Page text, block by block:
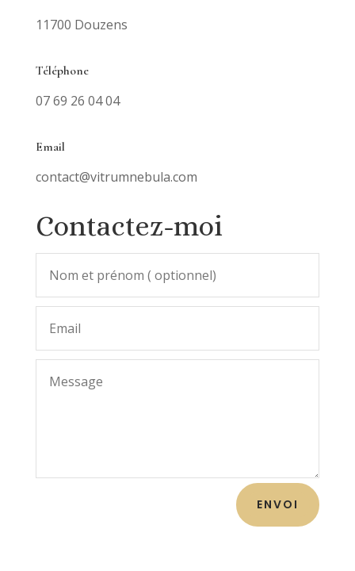
11700 Douzens
Téléphone
07 69 26 04 04
Email
contact@vitrumnebula.com
Contactez-moi
ENVOI